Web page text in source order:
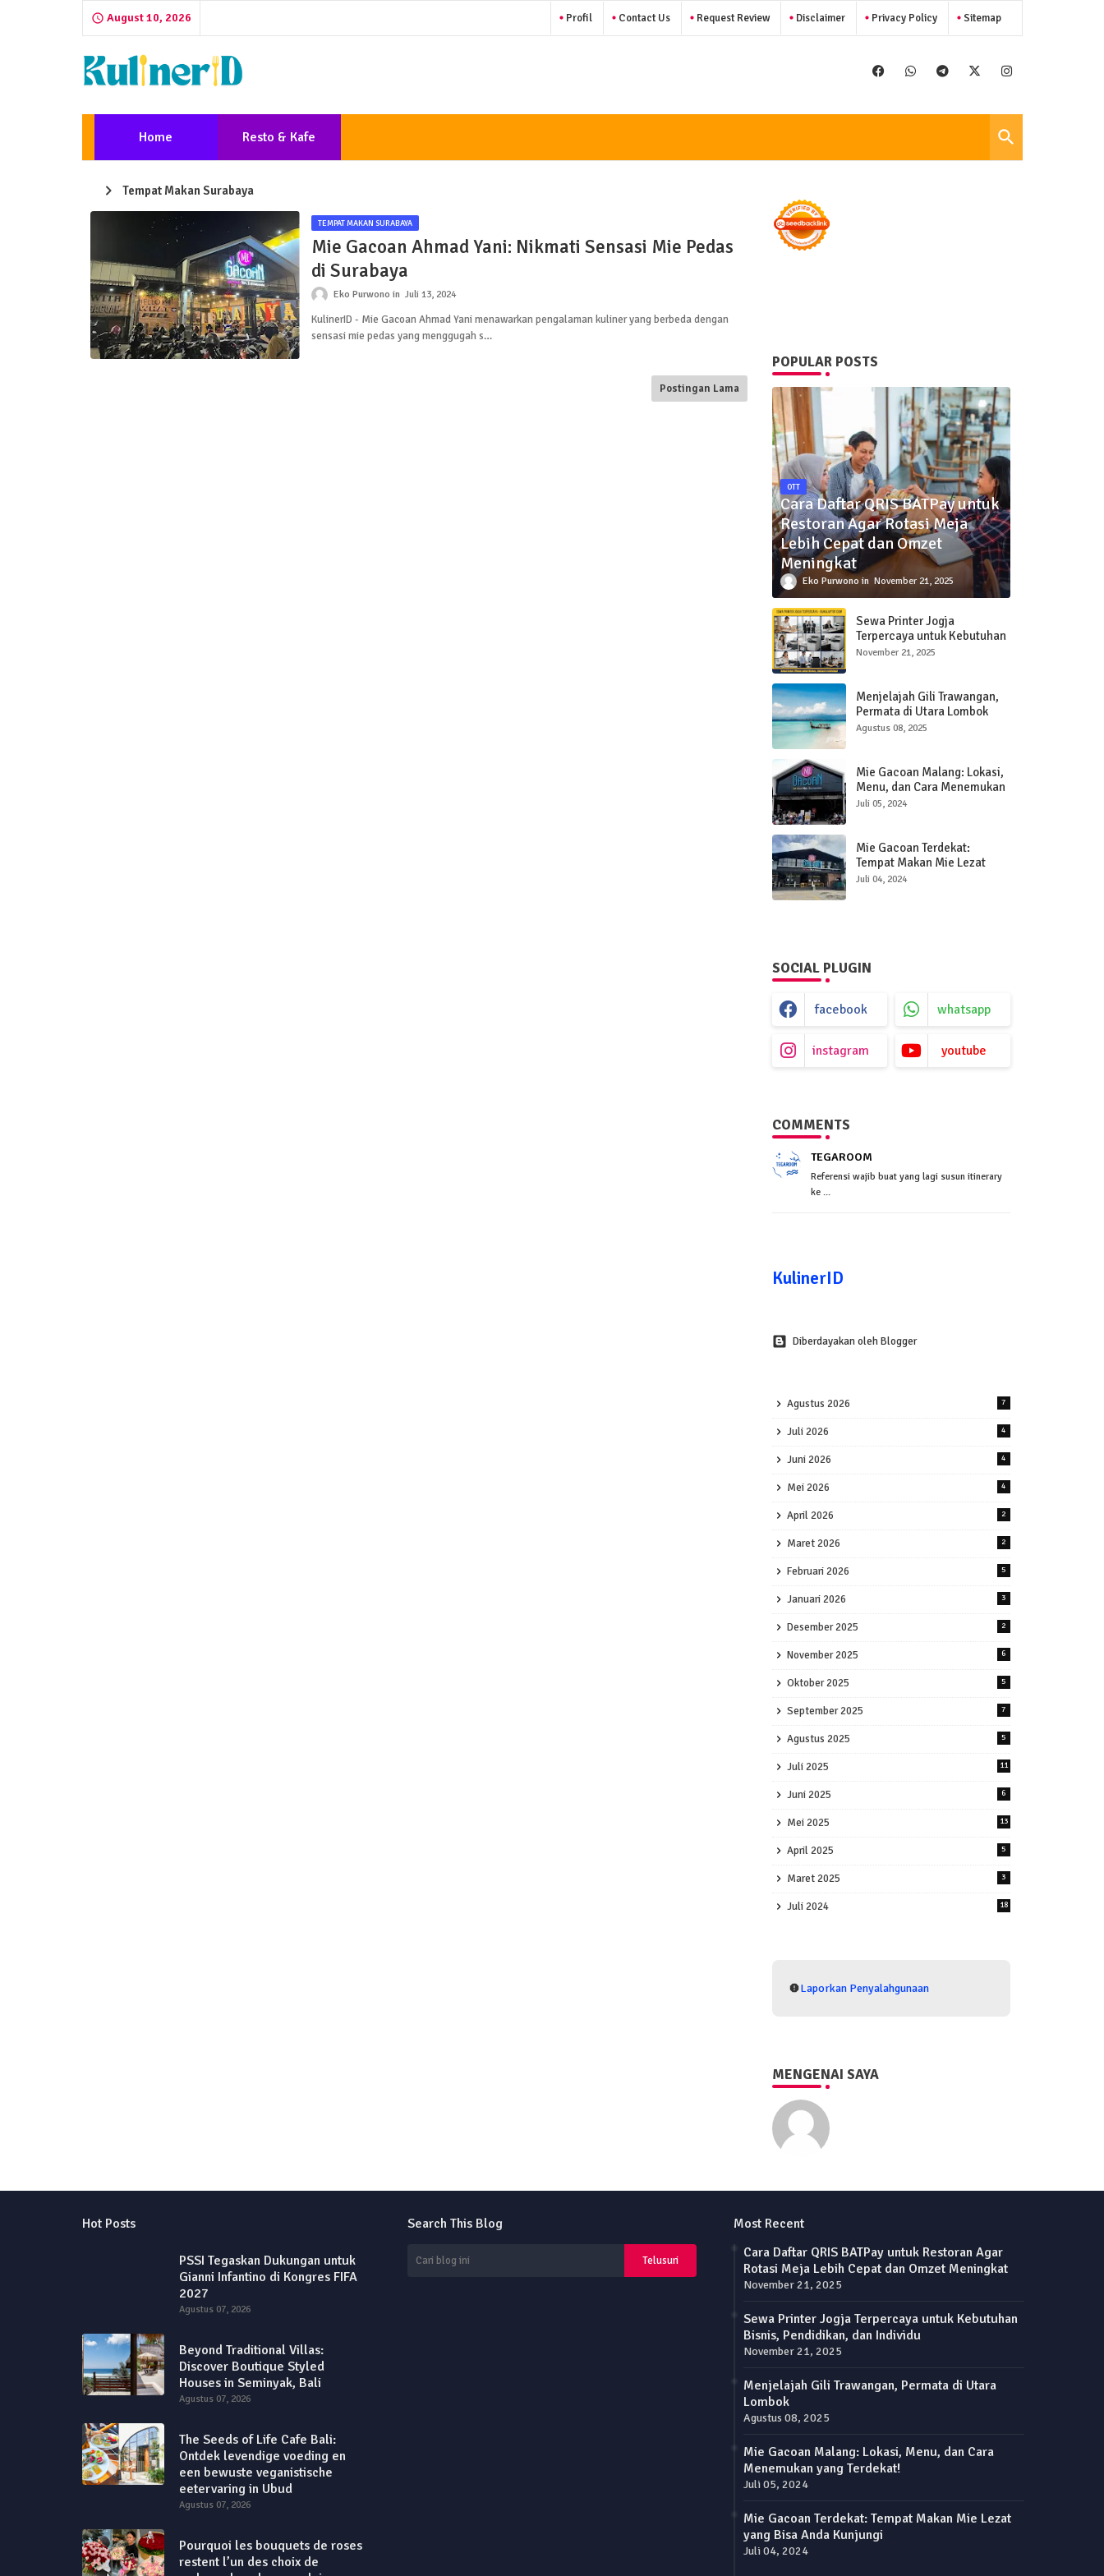
August 10, 2026 Profil Contact Us Request Review Disclaimer Privacy Policy Sitemap
Home Resto & Kafe
Tempat Makan Surabaya
TEMPAT MAKAN SURABAYA
Mie Gacoan Ahmad Yani: Nikmati Sensasi Mie Pedas
di Surabaya
Eko Purwono Juli 13, 2024
KulinerID - Mie Gacoan Ahmad Yani menawarkan pengalaman kuliner yang berbeda dengan
sensasi mie pedas yang menggugah s…
Postingan Lama
POPULAR POSTS
OTT
Cara Daftar QRIS BATPay untuk
Restoran Agar Rotasi Meja
Lebih Cepat dan Omzet
Meningkat
Eko Purwono November 21, 2025
Sewa Printer Jogja
Terpercaya untuk Kebutuhan
Bisnis, Pendidikan, dan
November 21, 2025
Menjelajah Gili Trawangan,
Permata di Utara Lombok
Agustus 08, 2025
Mie Gacoan Malang: Lokasi,
Menu, dan Cara Menemukan
yang Terdekat!
Juli 05, 2024
Mie Gacoan Terdekat:
Tempat Makan Mie Lezat
yang Bisa Anda Kunjungi
Juli 04, 2024
SOCIAL PLUGIN
facebook whatsapp
instagram youtube
COMMENTS
TEGAROOM
Referensi wajib buat yang lagi susun itinerary
ke ...
KulinerID
Diberdayakan oleh Blogger
Agustus 2026 7
Juli 2026 4
Juni 2026 4
Mei 2026 4
April 2026 2
Maret 2026 2
Februari 2026 5
Januari 2026 3
Desember 2025 2
November 2025 6
Oktober 2025 5
September 2025 7
Agustus 2025 5
Juli 2025 11
Juni 2025 6
Mei 2025 13
April 2025 5
Maret 2025 3
Juli 2024 18
Laporkan Penyalahgunaan
MENGENAI SAYA
Hot Posts
PSSI Tegaskan Dukungan untuk
Gianni Infantino di Kongres FIFA
2027
Agustus 07, 2026
Beyond Traditional Villas:
Discover Boutique Styled
Houses in Seminyak, Bali
Agustus 07, 2026
The Seeds of Life Cafe Bali:
Ontdek levendige voeding en
een bewuste veganistische
eetervaring in Ubud
Agustus 07, 2026
Pourquoi les bouquets de roses
restent l’un des choix de
Search This Blog
Most Recent
Cara Daftar QRIS BATPay untuk Restoran Agar
Rotasi Meja Lebih Cepat dan Omzet Meningkat
November 21, 2025
Sewa Printer Jogja Terpercaya untuk Kebutuhan
Bisnis, Pendidikan, dan Individu
November 21, 2025
Menjelajah Gili Trawangan, Permata di Utara
Lombok
Agustus 08, 2025
Mie Gacoan Malang: Lokasi, Menu, dan Cara
Menemukan yang Terdekat!
Juli 05, 2024
Mie Gacoan Terdekat: Tempat Makan Mie Lezat
yang Bisa Anda Kunjungi
Juli 04, 2024